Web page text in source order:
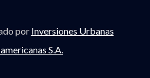
por Inversiones Urbanas
S.A.